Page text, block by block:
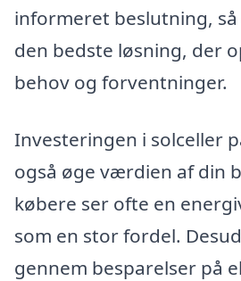
informeret beslutning,
den bedste løsning, der
behov og forventninger.
Investeringen i solceller
også øge værdien af din
købere ser ofte en
som en stor fordel.
gennem besparelser på